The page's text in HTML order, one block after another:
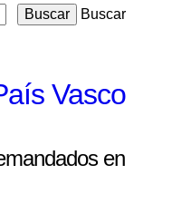
Buscar
Vasco
en